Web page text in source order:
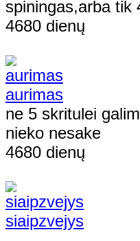
spiningas,arba tik
4680 dienų
aurimas
ne 5 skritulei
nieko nesake
4680 dienų
siaipzvejys